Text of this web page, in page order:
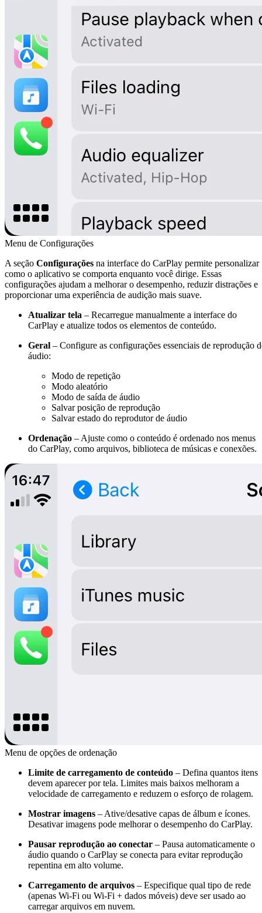
Menu de Configurações
A seção Configurações na interface do CarPlay permite personalizar
como o aplicativo se comporta enquanto você dirige. Essas
configurações ajudam a melhorar o desempenho, reduzir distrações e
proporcionar uma experiência de audição mais suave.
Atualizar tela – Recarregue manualmente a interface do
CarPlay e atualize todos os elementos de conteúdo.
Geral – Configure as configurações essenciais de reprodução
áudio:
Modo de repetição
Modo aleatório
Modo de saída de áudio
Salvar posição de reprodução
Salvar estado do reprodutor de áudio
Ordenação – Ajuste como o conteúdo é ordenado nos menus
do CarPlay, como arquivos, biblioteca de músicas e conexões.
Menu de opções de ordenação
Limite de carregamento de conteúdo – Defina quantos itens
devem aparecer por tela. Limites mais baixos melhoram a
velocidade de carregamento e reduzem o esforço de rolagem.
Mostrar imagens – Ative/desative capas de álbum e ícones.
Desativar imagens pode melhorar o desempenho do CarPlay.
Pausar reprodução ao conectar – Pausa automaticamente o
áudio quando o CarPlay se conecta para evitar reprodução
repentina em alto volume.
Carregamento de arquivos – Especifique qual tipo de rede
(apenas Wi-Fi ou Wi-Fi + dados móveis) deve ser usado ao
carregar arquivos em nuvem.